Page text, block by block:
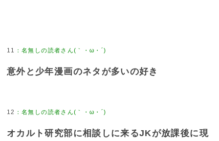
11 ：名無しの読者さん(｀・ω・´)
意外と少年漫画のネタが多いの好き
12 ：名無しの読者さん(｀・ω・´)
オカルト研究部に相談しに来るJKが放課後に現